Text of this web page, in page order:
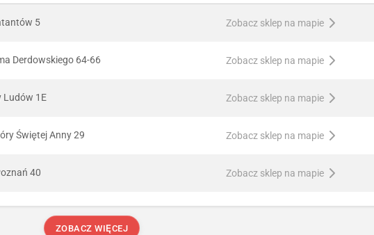
5 Zobacz sklep na mapie
Derdowskiego 64-66 Zobacz sklep na mapie
Ludów 1E Zobacz sklep na mapie
Świętej Anny 29 Zobacz sklep na mapie
40 Zobacz sklep na mapie
ZOBACZ WIĘCEJ